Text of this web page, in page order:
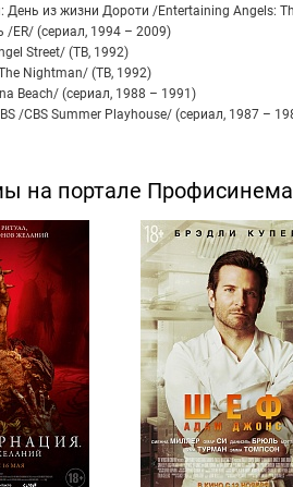
День из жизни Дороти /Entertaining Angels:
ER/ (сериал, 1994 – 2009)
Street/ (ТВ, 1992)
Nightman/ (ТВ, 1992)
Beach/ (сериал, 1988 – 1991)
/CBS Summer Playhouse/ (сериал, 1987 –
на портале